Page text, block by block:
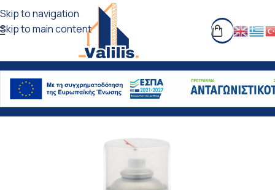
Skip to navigation
Skip to main content